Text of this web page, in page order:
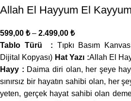
Allah El Hayyum El
599,00 ₺ – 2.499,00 ₺
Tablo Türü : Tıpkı Basım
Dijital Kopyası) Hat Yazı :Allah El
Hayy : Daima diri olan, her şeye
sınırsız bir hayatın sahibi olan, her
yeten, gerçek hayat sahibi olan